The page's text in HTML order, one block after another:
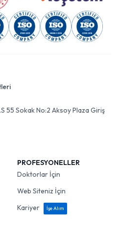
55 Sokak No:2 Aksoy Plaza Giriş
PROFESYONELLER
Doktorlar İçin
Web Siteniz İçin
Kariyer
İşe Alım